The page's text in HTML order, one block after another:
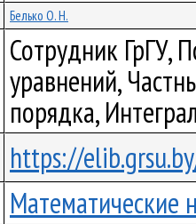
Белько О. Н.
Сотрудник ГрГУ,
уравнений,
порядка,
https://
Математические